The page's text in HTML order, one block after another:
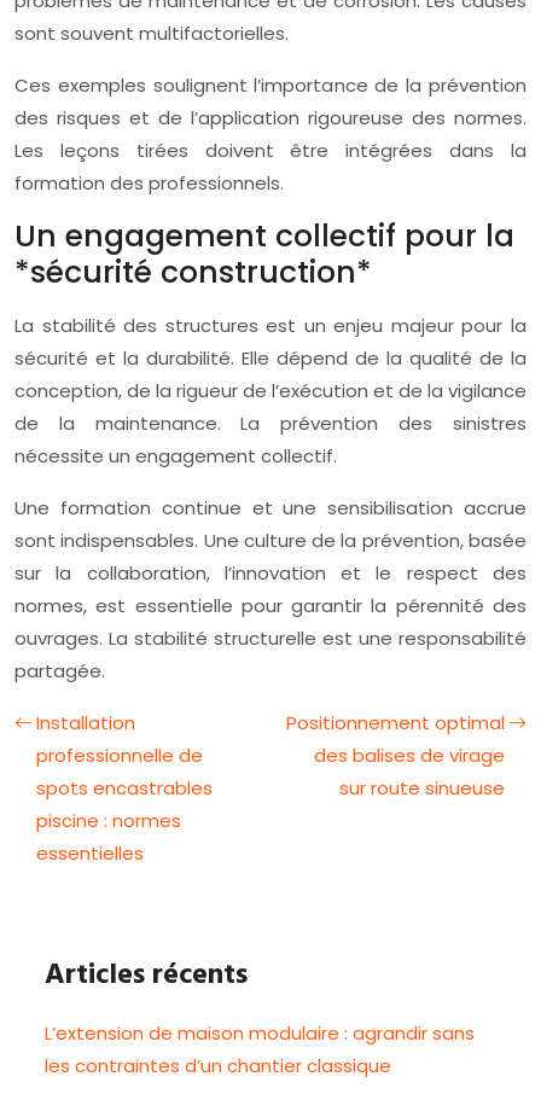
sont souvent multifactorielles.
Ces exemples soulignent l’importance de la prévention
des risques et de l’application rigoureuse des normes.
Les leçons tirées doivent être intégrées dans la
formation des professionnels.
Un engagement collectif pour la
*sécurité construction*
La stabilité des structures est un enjeu majeur pour la
sécurité et la durabilité. Elle dépend de la qualité de la
conception, de la rigueur de l’exécution et de la vigilance
de la maintenance. La prévention des sinistres
nécessite un engagement collectif.
Une formation continue et une sensibilisation accrue
sont indispensables. Une culture de la prévention, basée
sur la collaboration, l’innovation et le respect des
normes, est essentielle pour garantir la pérennité des
ouvrages. La stabilité structurelle est une responsabilité
partagée.
Installation
professionnelle de
spots encastrables
piscine : normes
essentielles
Positionnement optimal
des balises de virage
sur route sinueuse
Articles récents
L’extension de maison modulaire : agrandir sans
les contraintes d’un chantier classique